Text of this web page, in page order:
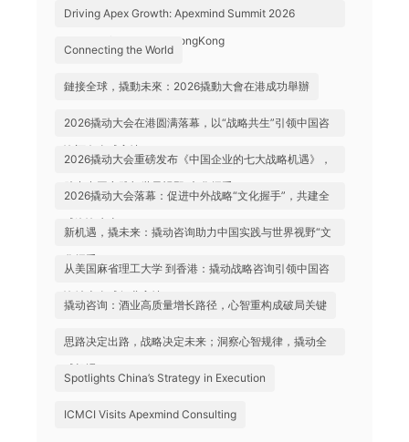
Driving Apex Growth: Apexmind Summit 2026
Successfully Held in HongKong
Connecting the World
鏈接全球，撬動未來：2026撬動大會在港成功舉辦
2026撬动大会在港圆满落幕，以“战略共生”引领中国咨
询迈向全球高地
2026撬动大会重磅发布《中国企业的七大战略机遇》，
助力中国实践与世界视野“文化握手”
2026撬动大会落幕：促进中外战略“文化握手”，共建全
球咨询生态
新机遇，撬未来：撬动咨询助力中国实践与世界视野“文
化握手”
从美国麻省理工大学 到香港：撬动战略咨询引领中国咨
询站上全球行业高地
撬动咨询：酒业高质量增长路径，心智重构成破局关键
思路决定出路，战略决定未来；洞察心智规律，撬动全
球机遇
Spotlights China’s Strategy in Execution
ICMCI Visits Apexmind Consulting